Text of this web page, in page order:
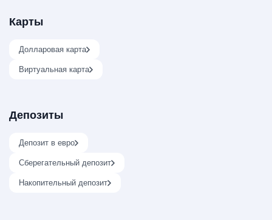
Карты
Долларовая карта
Виртуальная карта
Депозиты
Депозит в евро
Сберегательный депозит
Накопительный депозит